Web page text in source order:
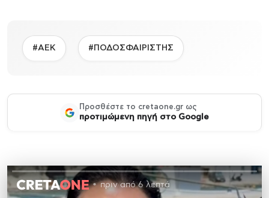
#ΑΕΚ #ΠΟΔΟΣΦΑΙΡΙΣΤΗΣ
Προσθέστε το cretaone.gr ως
προτιμώμενη πηγή στο Google
πριν από 6 λεπτά